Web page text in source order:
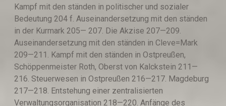
Kampf mit den ständen in politischer und sozialer
Bedeutung 204 f. Auseinandersetzung mit den ständen
in der Kurmark 205— 207. Die Akzise 207—209.
Auseinandersetzung mit den ständen in Cleve=Mark
209—211. Kampf mit den ständen in Ostpreußen,
Schöppenmeister Roth, Oberst von Kalckstein 211—
216. Steuerwesen in Ostpreußen 216—217. Magdeburg
217—218. Entstehung einer zentralisierten
Verwaltungsorganisation 218—220. Anfänge des